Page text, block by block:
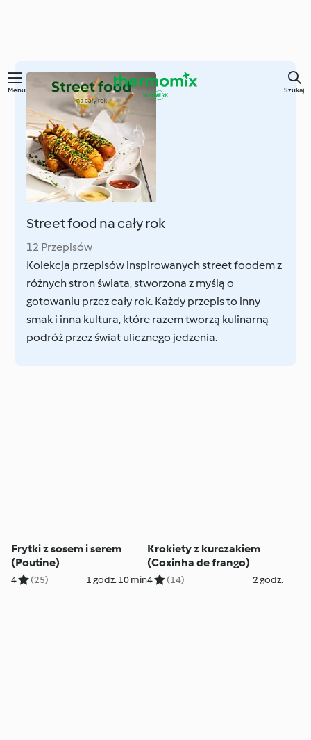
Przejdź
głównej
treści
Menu Szukaj
Street food na cały rok
12 Przepisów
Kolekcja przepisów inspirowanych street foodem z
różnych stron świata, stworzona z myślą o
gotowaniu przez cały rok. Każdy przepis to inny
smak i inna kultura, które razem tworzą kulinarną
podróż przez świat ulicznego jedzenia.
Frytki z sosem i serem
(Poutine)
4 (25) 1 godz. 10 min
Krokiety z kurczakiem
(Coxinha de frango)
4 (14) 2 godz.